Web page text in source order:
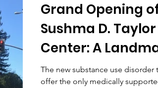
Grand Opening
Sushma D.
Center: A
in the Battle
The new substance use disorder
offer the only medically